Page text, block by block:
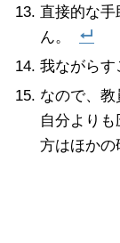
直接的な
ん。
我ながらす
なので、
自分より
方はほかの